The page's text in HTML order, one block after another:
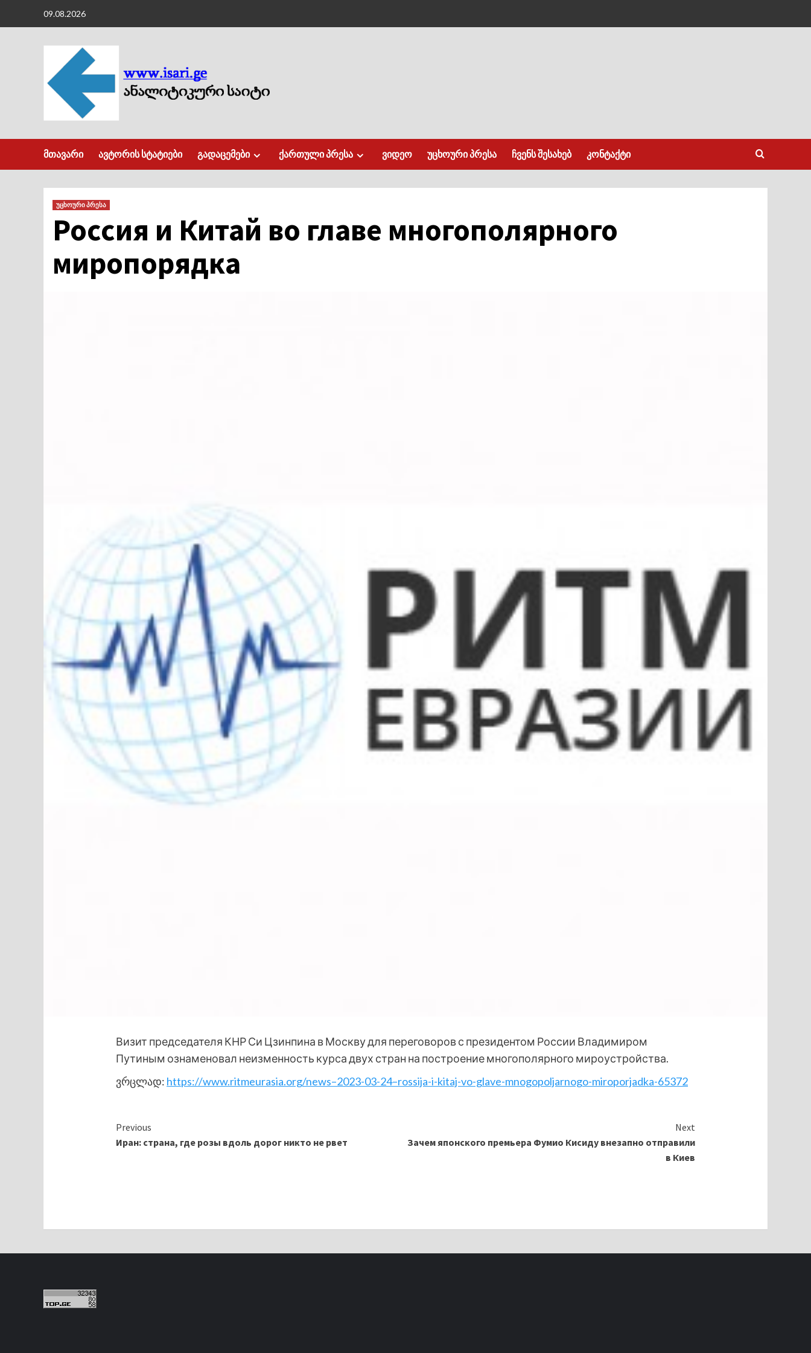
09.08.2026
მთავარი ავტორის სტატიები გადაცემები ქართული პრესა ვიდეო უცხოური პრესა ჩვენს შესახებ კონტაქტი
უცხოური პრესა
Россия и Китай во главе многополярного
миропорядка
Визит председателя КНР Си Цзинпина в Москву для переговоров с президентом России Владимиром
Путиным ознаменовал неизменность курса двух стран на построение многополярного мироустройства.
ვრცლად: https://www.ritmeurasia.org/news–2023-03-24–rossija-i-kitaj-vo-glave-mnogopoljarnogo-miroporjadka-65372
Continue
Reading
Previous
Иран: страна, где розы вдоль дорог никто не рвет
Next
Зачем японского премьера Фумио Кисиду внезапно отправили
в Киев